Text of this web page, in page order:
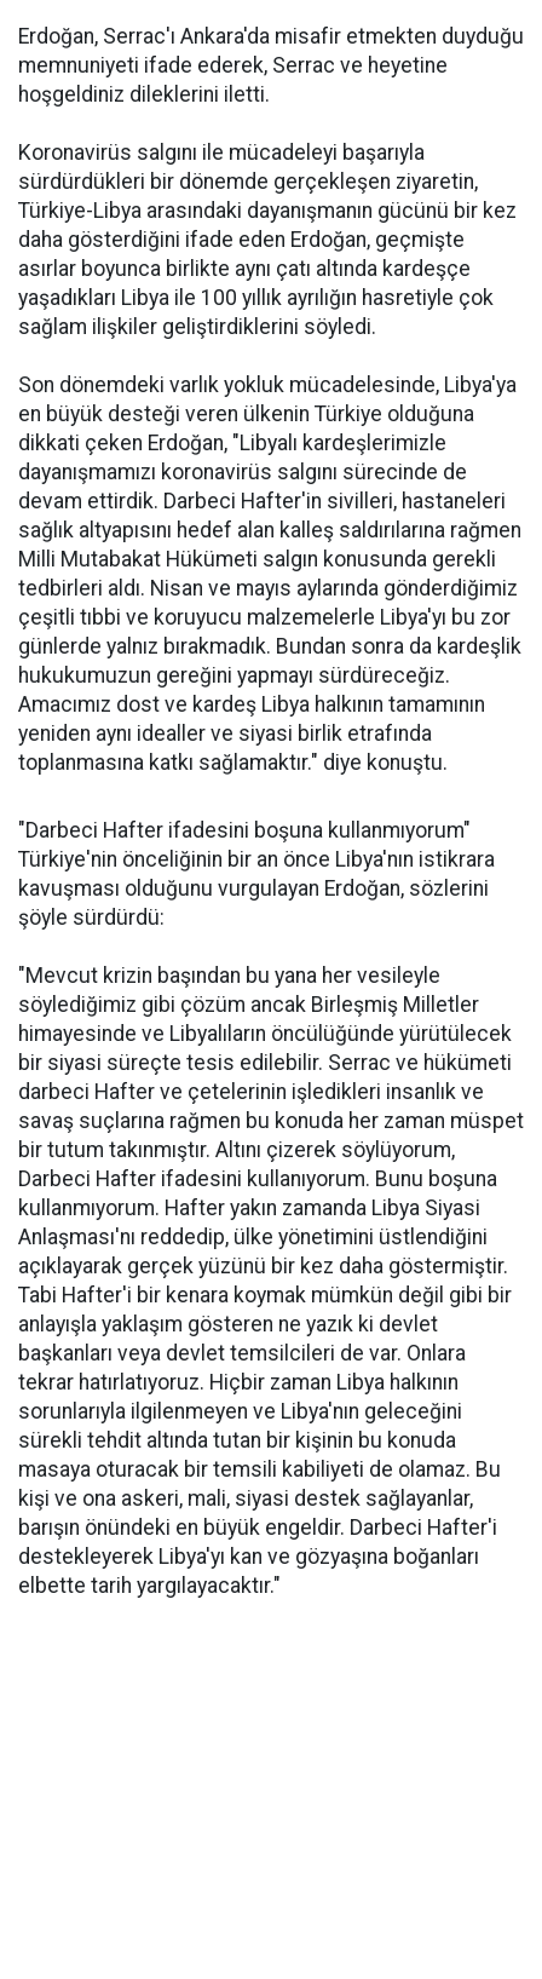
Erdoğan, Serrac'ı Ankara'da misafir etmekten duyduğu
memnuniyeti ifade ederek, Serrac ve heyetine
hoşgeldiniz dileklerini iletti.
Koronavirüs salgını ile mücadeleyi başarıyla
sürdürdükleri bir dönemde gerçekleşen ziyaretin,
Türkiye-Libya arasındaki dayanışmanın gücünü bir kez
daha gösterdiğini ifade eden Erdoğan, geçmişte
asırlar boyunca birlikte aynı çatı altında kardeşçe
yaşadıkları Libya ile 100 yıllık ayrılığın hasretiyle çok
sağlam ilişkiler geliştirdiklerini söyledi.
Son dönemdeki varlık yokluk mücadelesinde, Libya'ya
en büyük desteği veren ülkenin Türkiye olduğuna
dikkati çeken Erdoğan, "Libyalı kardeşlerimizle
dayanışmamızı koronavirüs salgını sürecinde de
devam ettirdik. Darbeci Hafter'in sivilleri, hastaneleri
sağlık altyapısını hedef alan kalleş saldırılarına rağmen
Milli Mutabakat Hükümeti salgın konusunda gerekli
tedbirleri aldı. Nisan ve mayıs aylarında gönderdiğimiz
çeşitli tıbbi ve koruyucu malzemelerle Libya'yı bu zor
günlerde yalnız bırakmadık. Bundan sonra da kardeşlik
hukukumuzun gereğini yapmayı sürdüreceğiz.
Amacımız dost ve kardeş Libya halkının tamamının
yeniden aynı idealler ve siyasi birlik etrafında
toplanmasına katkı sağlamaktır." diye konuştu.
"Darbeci Hafter ifadesini boşuna kullanmıyorum"
Türkiye'nin önceliğinin bir an önce Libya'nın istikrara
kavuşması olduğunu vurgulayan Erdoğan, sözlerini
şöyle sürdürdü:
"Mevcut krizin başından bu yana her vesileyle
söylediğimiz gibi çözüm ancak Birleşmiş Milletler
himayesinde ve Libyalıların öncülüğünde yürütülecek
bir siyasi süreçte tesis edilebilir. Serrac ve hükümeti
darbeci Hafter ve çetelerinin işledikleri insanlık ve
savaş suçlarına rağmen bu konuda her zaman müspet
bir tutum takınmıştır. Altını çizerek söylüyorum,
Darbeci Hafter ifadesini kullanıyorum. Bunu boşuna
kullanmıyorum. Hafter yakın zamanda Libya Siyasi
Anlaşması'nı reddedip, ülke yönetimini üstlendiğini
açıklayarak gerçek yüzünü bir kez daha göstermiştir.
Tabi Hafter'i bir kenara koymak mümkün değil gibi bir
anlayışla yaklaşım gösteren ne yazık ki devlet
başkanları veya devlet temsilcileri de var. Onlara
tekrar hatırlatıyoruz. Hiçbir zaman Libya halkının
sorunlarıyla ilgilenmeyen ve Libya'nın geleceğini
sürekli tehdit altında tutan bir kişinin bu konuda
masaya oturacak bir temsili kabiliyeti de olamaz. Bu
kişi ve ona askeri, mali, siyasi destek sağlayanlar,
barışın önündeki en büyük engeldir. Darbeci Hafter'i
destekleyerek Libya'yı kan ve gözyaşına boğanları
elbette tarih yargılayacaktır."